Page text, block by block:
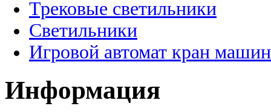
Трековые светильники
Светильники
Игровой автомат кран
Информация